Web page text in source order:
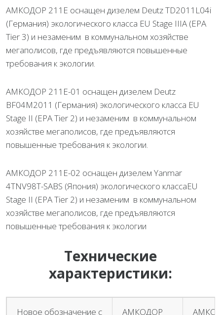
АМКОДОР 211Е оснащен дизелем Deutz TD2011L04i
(Германия) экологического класса EU Stage IIIA (ЕРА
Tier 3) и незаменим в коммунальном хозяйстве
мегаполисов, где предъявляются повышенные
требования к экологии.
АМКОДОР 211Е-01 оснащен дизелем Deutz
BF04M2011 (Германия) экологического класса EU
Stage II (ЕРА Tier 2) и незаменим в коммунальном
хозяйстве мегаполисов, где предъявляются
повышенные требования к экологии.
АМКОДОР 211Е-02 оснащен дизелем Yanmar
4TNV98T-SABS (Япония) экологического классаEU
Stage II (ЕРА Tier 2) и незаменим в коммунальном
хозяйстве мегаполисов, где предъявляются
повышенные требования к экологии
Технические
характеристики:
Новое обозначение с
АМКОДОР